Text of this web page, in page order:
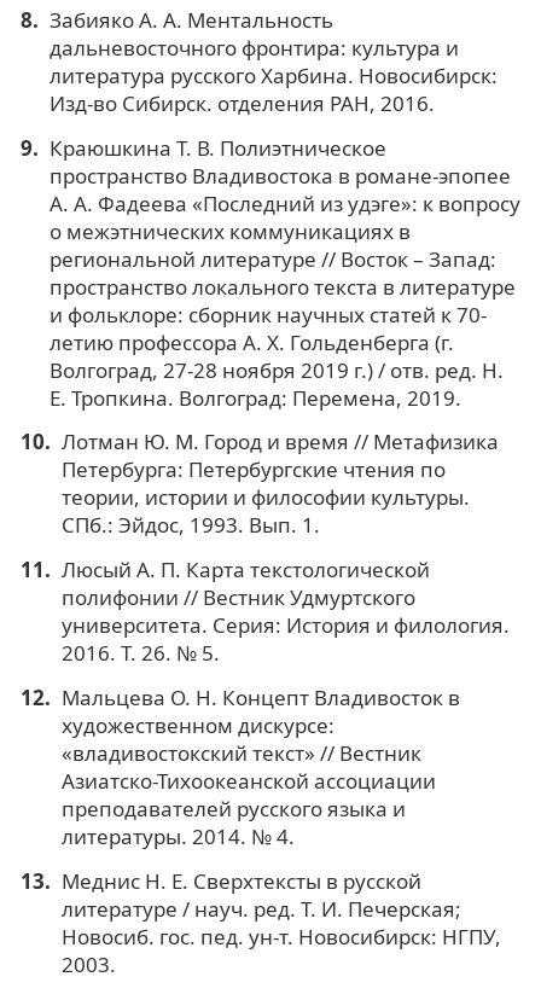
Забияко А. А. Ментальность
дальневосточного фронтира: культура и
литература русского Харбина. Новосибирск:
Изд-во Сибирск. отделения РАН, 2016.
Краюшкина Т. В. Полиэтническое
пространство Владивостока в романе-эпопее
А. А. Фадеева «Последний из удэге»: к вопросу
о межэтнических коммуникациях в
региональной литературе // Восток – Запад:
пространство локального текста в литературе
и фольклоре: сборник научных статей к 70-
летию профессора А. Х. Гольденберга (г.
Волгоград, 27-28 ноября 2019 г.) / отв. ред. Н.
Е. Тропкина. Волгоград: Перемена, 2019.
Лотман Ю. М. Город и время // Метафизика
Петербурга: Петербургские чтения по
теории, истории и философии культуры.
СПб.: Эйдос, 1993. Вып. 1.
Люсый А. П. Карта текстологической
полифонии // Вестник Удмуртского
университета. Серия: История и филология.
2016. Т. 26. № 5.
Мальцева О. Н. Концепт Владивосток в
художественном дискурсе:
«владивостокский текст» // Вестник
Азиатско-Тихоокеанской ассоциации
преподавателей русского языка и
литературы. 2014. № 4.
Меднис Н. Е. Сверхтексты в русской
литературе / науч. ред. Т. И. Печерская;
Новосиб. гос. пед. ун-т. Новосибирск: НГПУ,
2003.